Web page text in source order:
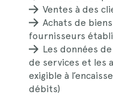
Ventes à des
Achats de
fournisseurs
Les données
de services et les
exigible à
débits)